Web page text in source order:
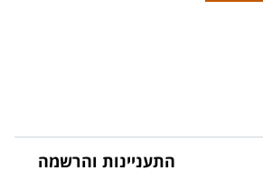
התעניינות והרשמה